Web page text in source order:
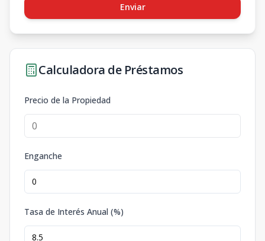
Enviar
Calculadora de Préstamos
Precio de la Propiedad
Enganche
Tasa de Interés Anual (%)